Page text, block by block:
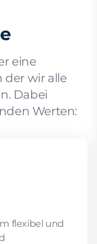
eine
der wir alle
Dabei
Werten:
flexibel und